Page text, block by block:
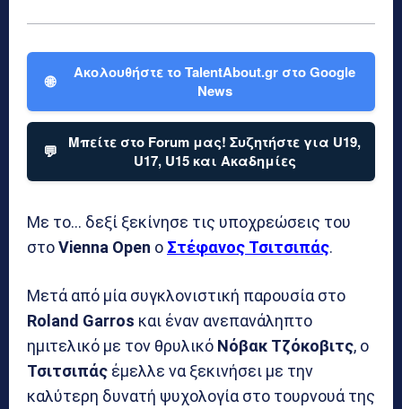
🌐
Ακολουθήστε το TalentAbout.gr στο Google
News
💬
Μπείτε στο Forum μας! Συζητήστε για U19,
U17, U15 και Ακαδημίες
Με το… δεξί ξεκίνησε τις υποχρεώσεις του
στοVienna Open ο Στέφανος Τσιτσιπάς.
Μετά από μία συγκλονιστική παρουσία στο
Roland Garros και έναν ανεπανάληπτο
ημιτελικό με τον θρυλικό Νόβακ Τζόκοβιτς, ο
Τσιτσιπάς έμελλε να ξεκινήσει με την
καλύτερη δυνατή ψυχολογία στο τουρνουά της